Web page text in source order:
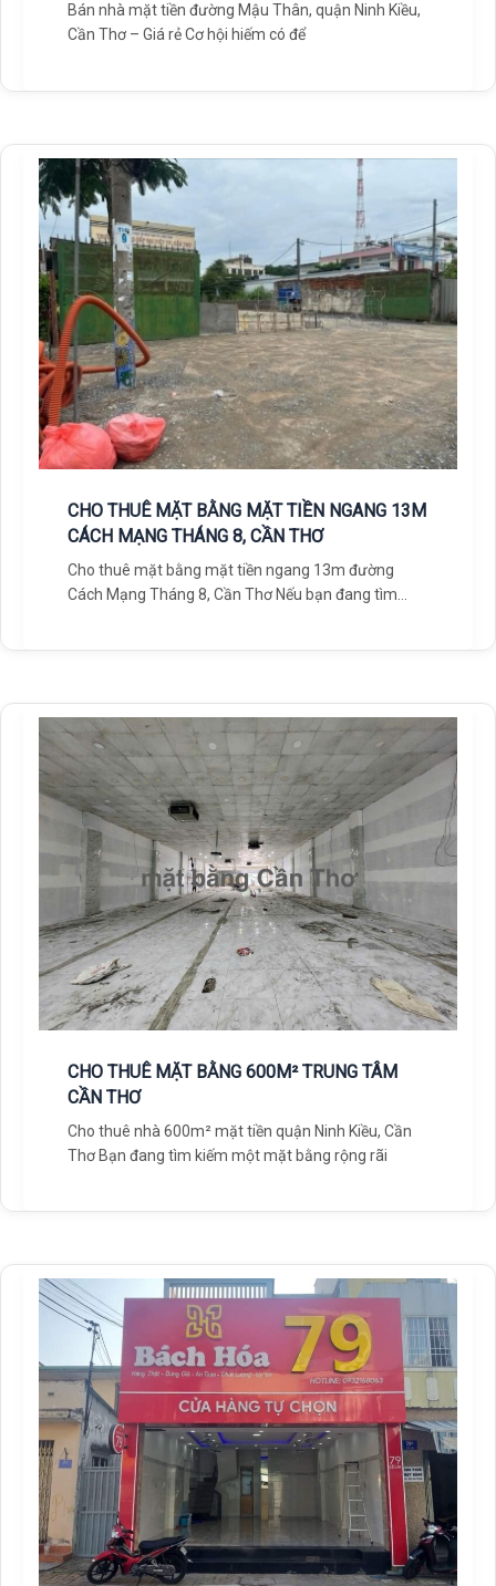
Bán nhà mặt tiền đường Mậu Thân, quận Ninh Kiều,
Cần Thơ – Giá rẻ Cơ hội hiếm có để
CHO THUÊ MẶT BẰNG MẶT TIỀN NGANG 13M
CÁCH MẠNG THÁNG 8, CẦN THƠ
Cho thuê mặt bằng mặt tiền ngang 13m đường
Cách Mạng Tháng 8, Cần Thơ Nếu bạn đang tìm
CHO THUÊ MẶT BẰNG 600M² TRUNG TÂM
CẦN THƠ
Cho thuê nhà 600m² mặt tiền quận Ninh Kiều, Cần
Thơ Bạn đang tìm kiếm một mặt bằng rộng rãi